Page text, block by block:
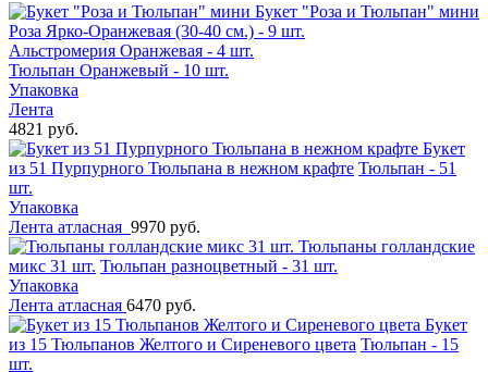
Букет "Роза и Тюльпан" мини
Роза Ярко-Оранжевая (30-40 см.) - 9 шт.
Альстромерия Оранжевая - 4 шт.
Тюльпан Оранжевый - 10 шт.
Упаковка
Лента
4821 руб.
Букет
из 51 Пурпурного Тюльпана в нежном крафте Тюльпан - 51
шт.
Упаковка
Лента атласная 9970 руб.
Тюльпаны голландские
микс 31 шт. Тюльпан разноцветный - 31 шт.
Упаковка
Лента атласная 6470 руб.
Букет
из 15 Тюльпанов Желтого и Сиреневого цвета Тюльпан - 15
шт.